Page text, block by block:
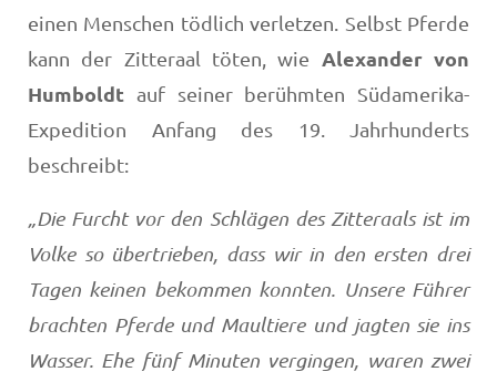
einen Menschen tödlich verletzen. Selbst Pferde
kann der Zitteraal töten, wie Alexander von
Humboldt auf seiner berühmten Südamerika-
Expedition Anfang des 19. Jahrhunderts
beschreibt:
„Die Furcht vor den Schlägen des Zitteraals ist im
Volke so übertrieben, dass wir in den ersten drei
Tagen keinen bekommen konnten. Unsere Führer
brachten Pferde und Maultiere und jagten sie ins
Wasser. Ehe fünf Minuten vergingen, waren zwei